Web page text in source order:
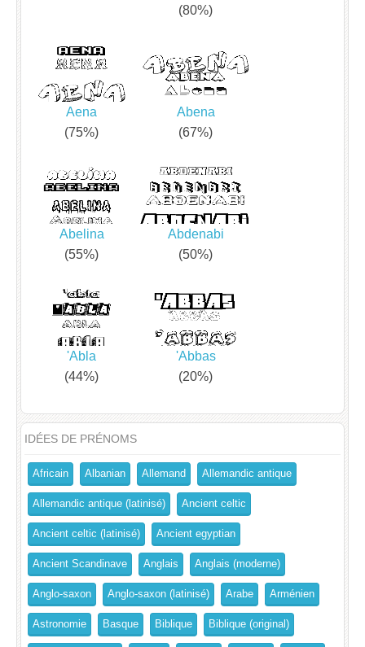
(80%)
Aena
(75%)
Abena
(67%)
Abelina
(55%)
Abdenabi
(50%)
'Abla
(44%)
'Abbas
(20%)
IDÉES DE PRÉNOMS
Africain Albanian Allemand Allemandic antique
Allemandic antique (latinisé) Ancient celtic
Ancient celtic (latinisé) Ancient egyptian
Ancient Scandinave Anglais Anglais (moderne)
Anglo-saxon Anglo-saxon (latinisé) Arabe Arménien
Astronomie Basque Biblique Biblique (original)